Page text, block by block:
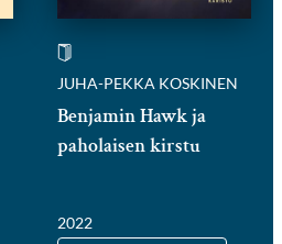
JUHA-PEKKA KOSKINEN
Benjamin Hawk ja
paholaisen kirstu
2022